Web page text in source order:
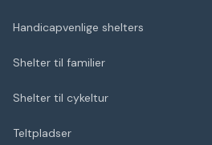
Handicapvenlige shelters
Shelter til familier
Shelter til cykeltur
Teltpladser